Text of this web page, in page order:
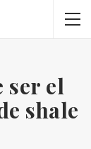
ser el
shale